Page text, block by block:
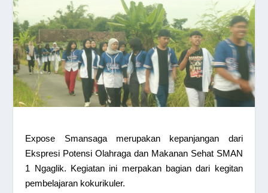
Expose Smansaga merupakan kepanjangan dari
Ekspresi Potensi Olahraga dan Makanan Sehat SMAN
1 Ngaglik. Kegiatan ini merpakan bagian dari kegitan
pembelajaran kokurikuler.